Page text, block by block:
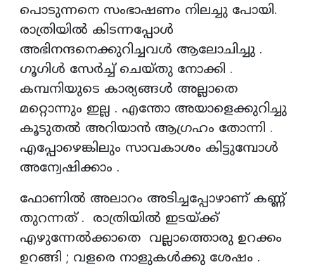
പൊടുന്നനെ സംഭാഷണം നിലച്ചു പോയി.
രാത്രിയിൽ കിടന്നപ്പോൾ
അഭിനന്ദനെക്കുറിച്ചവൾ ആലോചിച്ചു .
ഗൂഗിൾ സേർച്ച് ചെയ്തു നോക്കി .
കമ്പനിയുടെ കാര്യങ്ങൾ അല്ലാതെ
മറ്റൊന്നും ഇല്ല . എന്തോ അയാളെക്കുറിച്ചു
കൂടുതൽ അറിയാൻ ആഗ്രഹം തോന്നി .
എപ്പോഴെങ്കിലും സാവകാശം കിട്ടുമ്പോൾ
അന്വേഷിക്കാം .
ഫോണിൽ അലാറം അടിച്ചപ്പോഴാണ് കണ്ണ്
തുറന്നത് . രാത്രിയിൽ ഇടയ്ക്ക്
എഴുന്നേൽക്കാതെ വല്ലാത്തൊരു ഉറക്കം
ഉറങ്ങി ; വളരെ നാളുകൾക്കു ശേഷം .